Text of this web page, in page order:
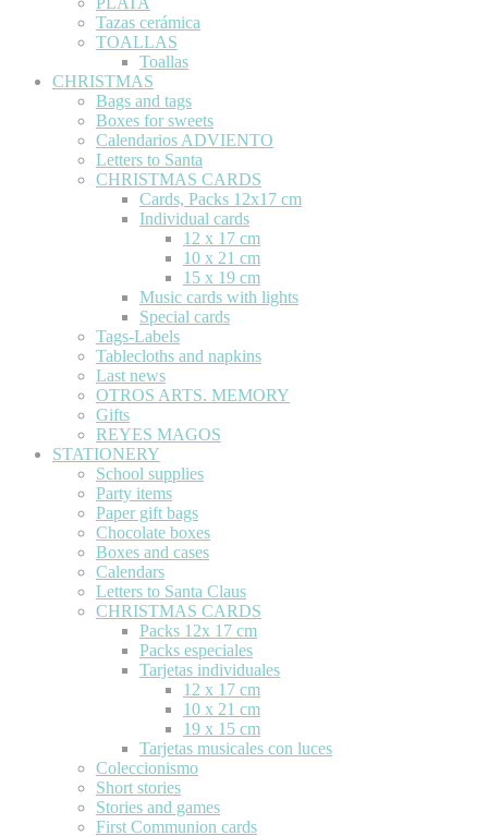
Tazas cerámica
TOALLAS
Toallas
CHRISTMAS
Bags and tags
Boxes for sweets
Calendarios ADVIENTO
Letters to Santa
CHRISTMAS CARDS
Cards, Packs 12x17 cm
Individual cards
12 x 17 cm
10 x 21 cm
15 x 19 cm
Music cards with lights
Special cards
Tags-Labels
Tablecloths and napkins
Last news
OTROS ARTS. MEMORY
Gifts
REYES MAGOS
STATIONERY
School supplies
Party items
Paper gift bags
Chocolate boxes
Boxes and cases
Calendars
Letters to Santa Claus
CHRISTMAS CARDS
Packs 12x 17 cm
Packs especiales
Tarjetas individuales
12 x 17 cm
10 x 21 cm
19 x 15 cm
Tarjetas musicales con luces
Coleccionismo
Short stories
Stories and games
First Communion cards